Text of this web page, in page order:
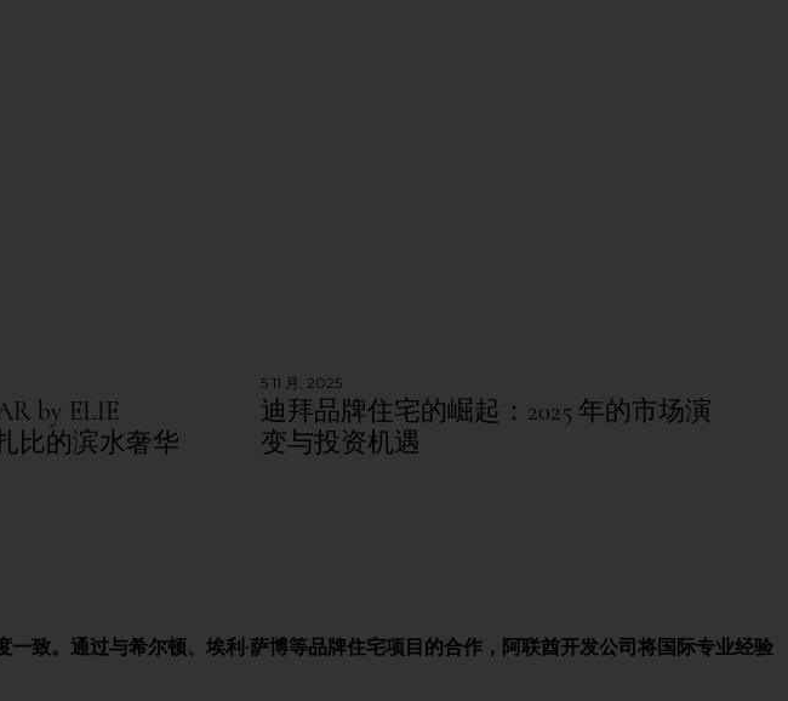
by ELIE
比的滨水奢华
5 11 月, 2025
迪拜品牌住宅的崛起：2025 年的市场演
变与投资机遇
致。通过与希尔顿、埃利·萨博等品牌住宅项目的合作，阿联酋开发公司将国际专业经验